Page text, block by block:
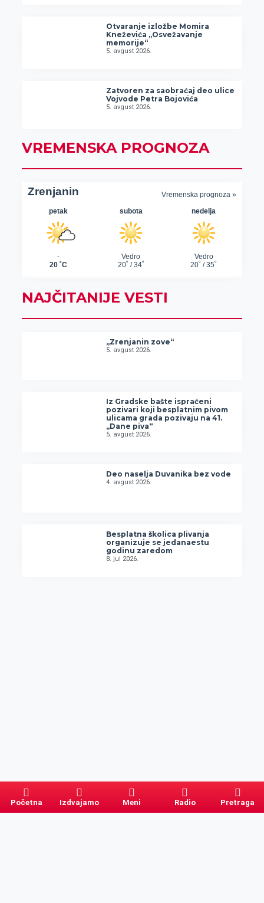
Otvaranje izložbe Momira
Kneževića „Osvežavanje
memorije“
5. avgust 2026.
Zatvoren za saobraćaj deo ulice
Vojvode Petra Bojovića
5. avgust 2026.
VREMENSKA PROGNOZA
NAJČITANIJE VESTI
„Zrenjanin zove“
5. avgust 2026.
Iz Gradske bašte ispraćeni
pozivari koji besplatnim pivom
ulicama grada pozivaju na 41.
„Dane piva“
5. avgust 2026.
Deo naselja Duvanika bez vode
4. avgust 2026.
Besplatna školica plivanja
organizuje se jedanaestu
godinu zaredom
8. jul 2026.
Početna Izdvajamo Meni Radio Pretraga